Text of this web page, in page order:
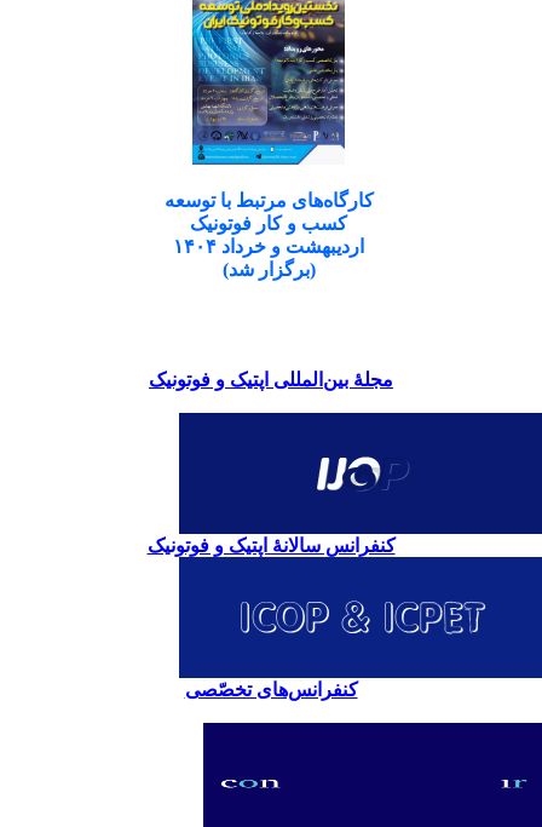
کارگاه‌های مرتبط با توسعه
کسب و کار فوتونیک
اردیبهشت و خرداد ۱۴۰۴
(برگزار شد)
مجلۀ بین‌المللی اپتیک و فوتونیک
کنفرانس سالانۀ اپتیک و فوتونیک
کنفرانس‌های تخصّصی